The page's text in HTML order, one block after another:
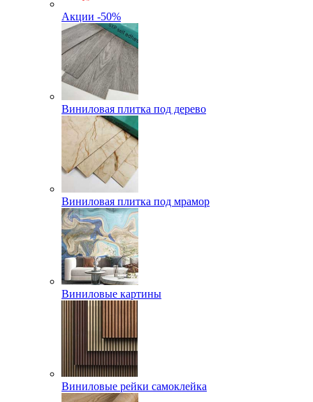
Акции -50%
Виниловая плитка под дерево
Виниловая плитка под мрамор
Виниловые картины
Виниловые рейки самоклейка